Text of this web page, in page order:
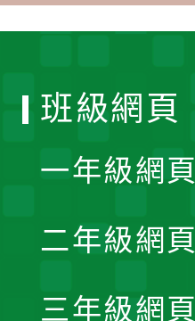
班級網頁
一年級網頁
二年級網頁
三年級網頁